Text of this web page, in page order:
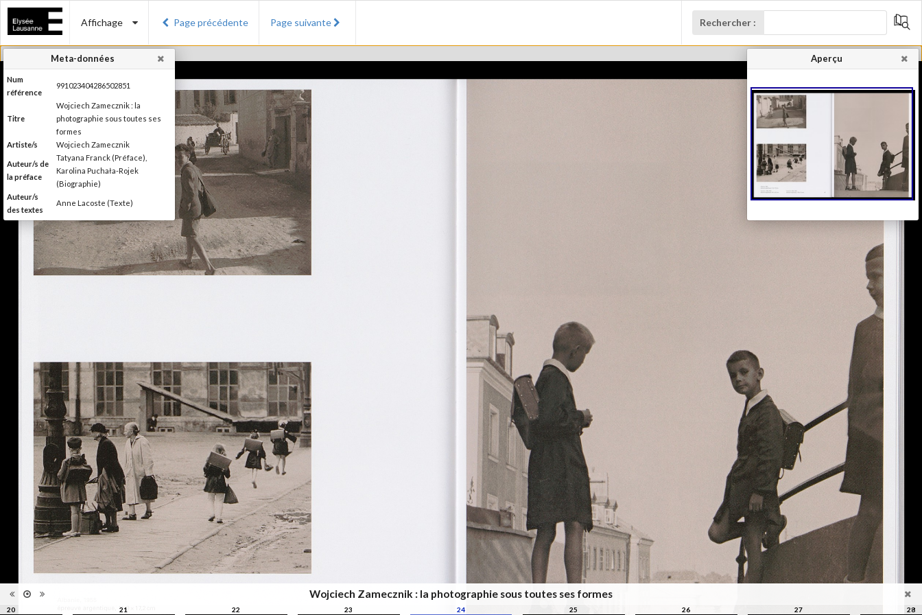
Affichage Page précédente Page suivante Rechercher :
Wojciech Zamecznik : la photographie sous toutes ses formes
20 21 22 23 24 25 26 27 28
Aperçu
Meta-données
Num
référence
991023404286502851
Titre
Wojciech Zamecznik : la
photographie sous toutes ses
formes
Artiste/s
Wojciech Zamecznik
Auteur/s de
la préface
Tatyana Franck (Préface),
Karolina Puchała-Rojek
(Biographie)
Auteur/s
des textes
Anne Lacoste (Texte)
Editeur
Les éditions Noir sur Blanc
d'édition
Lausanne
d'édition
2016
Catégorie
Revues, Journaux
Type de
Relié
Information
Couleur, Noir & Blanc
Nombre de
208 pages
28 x 22 cm
Français
ISBN/ISSN
ISBN 9782882504319